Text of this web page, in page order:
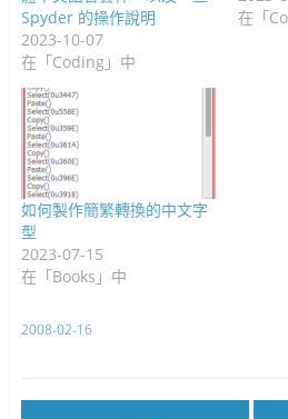
Spyder 的操作說明
2023-10-07
在「Coding」中
在「
如何製作簡繁轉換的中文字
型
2023-07-15
在「Books」中
2008-02-16